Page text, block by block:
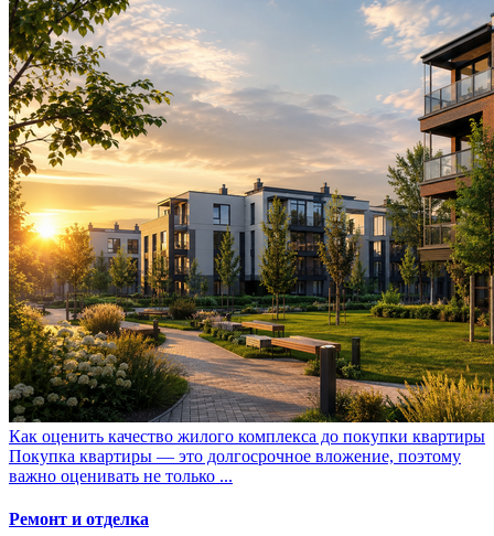
Как оценить качество жилого комплекса до покупки квартиры
Покупка квартиры — это долгосрочное вложение, поэтому
важно оценивать не только ...
Ремонт и отделка